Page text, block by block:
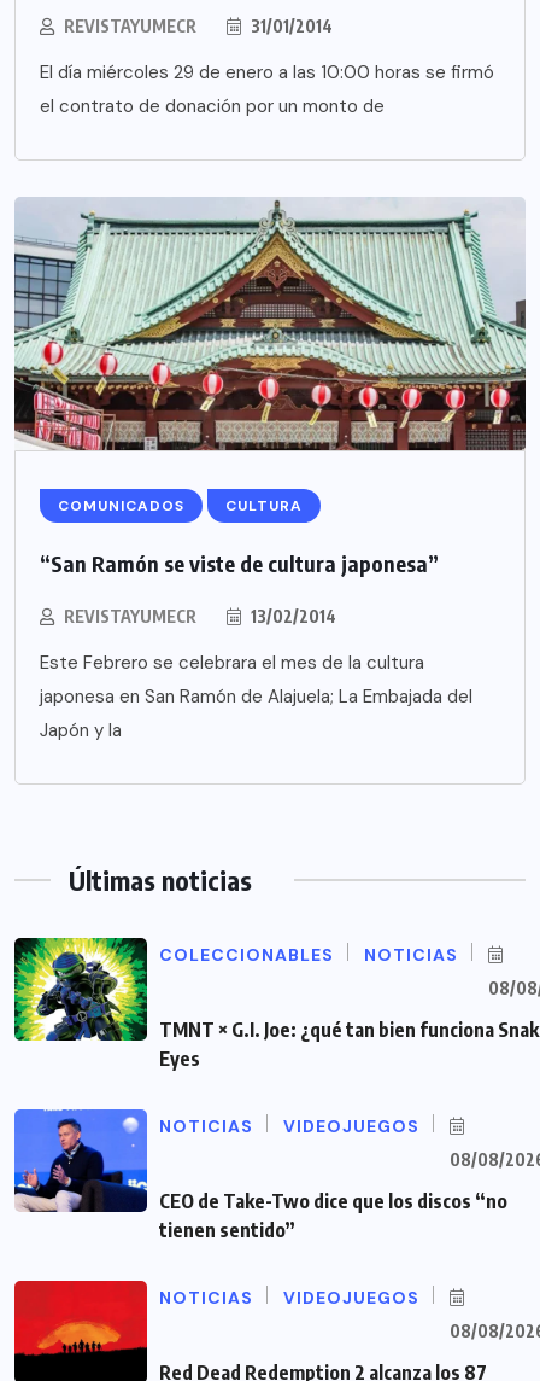
REVISTAYUMECR 31/01/2014
El día miércoles 29 de enero a las 10:00 horas se firmó
el contrato de donación por un monto de
COMUNICADOS CULTURA
“San Ramón se viste de cultura japonesa”
REVISTAYUMECR 13/02/2014
Este Febrero se celebrara el mes de la cultura
japonesa en San Ramón de Alajuela; La Embajada del
Japón y la
Últimas noticias
COLECCIONABLES NOTICIAS
08/
TMNT × G.I. Joe: ¿qué tan bien funciona
Eyes
NOTICIAS VIDEOJUEGOS
08/08/
CEO de Take-Two dice que los discos “no
tienen sentido”
NOTICIAS VIDEOJUEGOS
08/08/
Red Dead Redemption 2 alcanza los 87